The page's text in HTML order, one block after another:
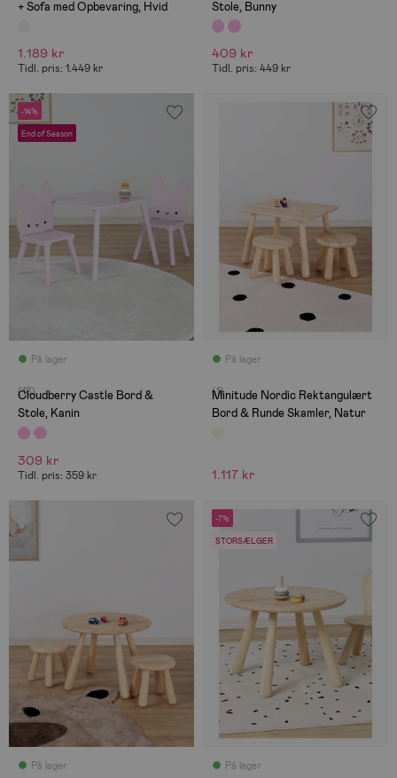
+ Sofa med Opbevaring, Hvid
1.189 kr
Tidl. pris: 1.449 kr
Stole, Bunny
409 kr
Tidl. pris: 449 kr
-14%
End of Season
På lager
(18)
Cloudberry Castle Bord &
Stole, Kanin
309 kr
Tidl. pris: 359 kr
På lager
(1)
Minitude Nordic Rektangulært
Bord & Runde Skamler, Natur
1.117 kr
På lager
-7%
STORSÆLGER
På lager